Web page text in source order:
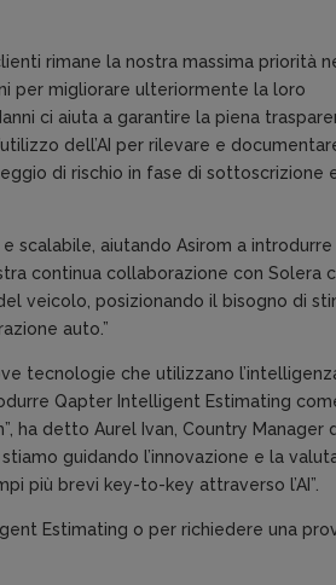
rimane la nostra massima priorità
per migliorare ulteriormente la loro
ci aiuta a garantire la piena
dell’AI per rilevare e
di rischio in fase di sottoscrizione
aiutando Asirom a introdurre
continua collaborazione con Solera
veicolo, posizionando il bisogno di
auto.”
tecnologie che utilizzano
Qapter Intelligent Estimating
ha detto Aurel Ivan, Country Manager
guidando l’innovazione e la
più brevi key-to-key attraverso l’AI”.
Estimating o per richiedere una